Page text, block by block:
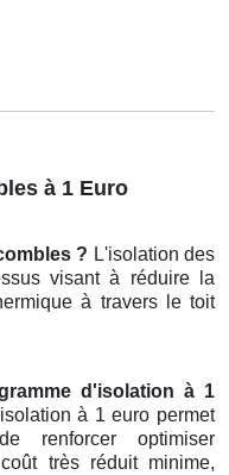
à 1 Euro
? L'isolation des
visant à réduire la
à travers le toit
d'isolation à 1
à 1 euro permet
renforcer optimiser
très réduit minime,